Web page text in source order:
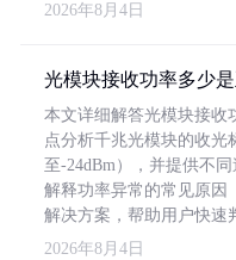
2026年8月4日
光模块接收功率多少
本文详细解答光模块接收
点分析千兆光模块的收光
至-24dBm），并提供不
解释功率异常的常见原因
解决方案，帮助用户快速
2026年8月4日